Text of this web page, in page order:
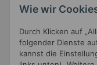
Wie wir
Durch Klicken auf
folgender Dienste
kannst die